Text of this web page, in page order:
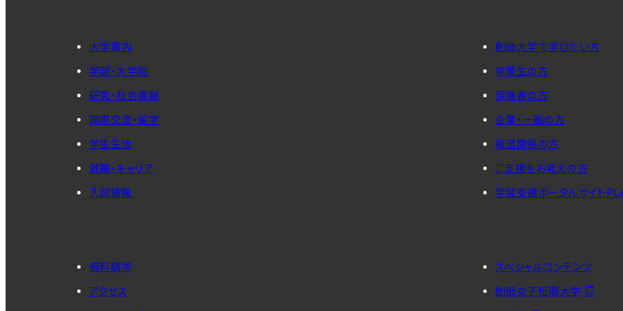
大学案内
学部・大学院
研究・社会貢献
国際交流・留学
学生生活
就職・キャリア
入試情報
創価大学で学びたい方
卒業生の方
保護者の方
企業・一般の方
報道関係の方
ご支援をお考えの方
学習支援ポータルサイト
資料請求
アクセス
スペシャルコンテンツ
創価女子短期大学